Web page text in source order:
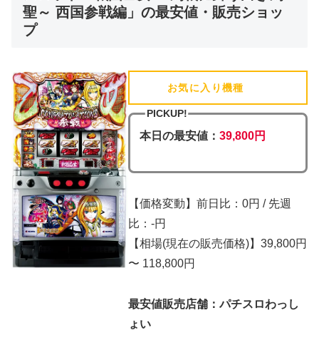
聖～ 西国参戦編」の最安値・販売ショッ
プ
お気に入り機種
PICKUP!
本日の最安値： 39,800円
【価格変動】前日比：0円 / 先週
比：-円
【相場(現在の販売価格)】39,800円
〜 118,800円
最安値販売店舗：パチスロわっし
ょい